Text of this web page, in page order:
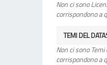
Non ci sono
corrispondono a
TEMI DEL
Non ci sono
corrispondono a